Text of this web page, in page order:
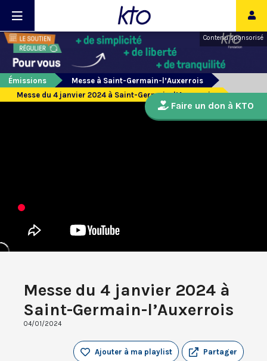
Contenu sponsorisé
Émissions
Messe à Saint-Germain-l’Auxerrois
Messe du 4 janvier 2024 à Saint-Germain-l’Auxerrois
Messe du 4 janvier 2024 à
Saint-Germain-l’Auxerrois
04/01/2024
Partager
Ajouter à ma playlist
Faire un don à KTO